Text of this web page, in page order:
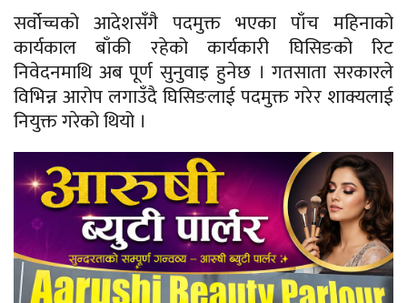
सर्वोच्चको आदेशसँगै पदमुक्त भएका पाँच महिनाको
कार्यकाल बाँकी रहेको कार्यकारी घिसिङको रिट
निवेदनमाथि अब पूर्ण सुनुवाइ हुनेछ । गतसाता सरकारले
विभिन्न आरोप लगाउँदै घिसिङलाई पदमुक्त गरेर शाक्यलाई
नियुक्त गरेको थियो ।